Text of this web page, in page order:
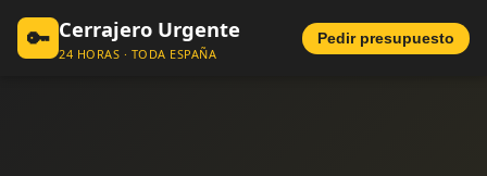
🔑 Cerrajero Urgente
24 HORAS · TODA ESPAÑA
Pedir presupuesto